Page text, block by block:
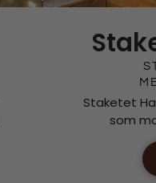
Staketet
som